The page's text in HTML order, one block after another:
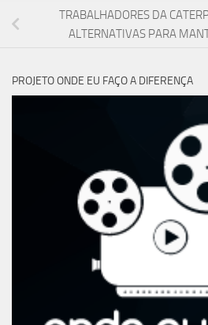
TRABALHADORES DA
ALTERNATIVAS PARA
PROJETO ONDE EU FAÇO A DIFERENÇA